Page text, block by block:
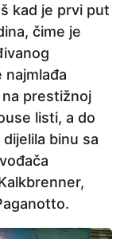
kad je prvi put
čime je
prestižnoj
listi, a do
binu sa